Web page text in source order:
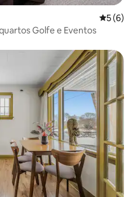
5 de
5 (6)
Golfe e Eventos